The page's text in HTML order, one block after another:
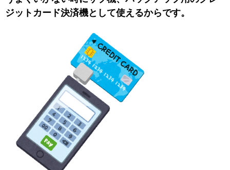
ジットカード決済機として使えるからです。